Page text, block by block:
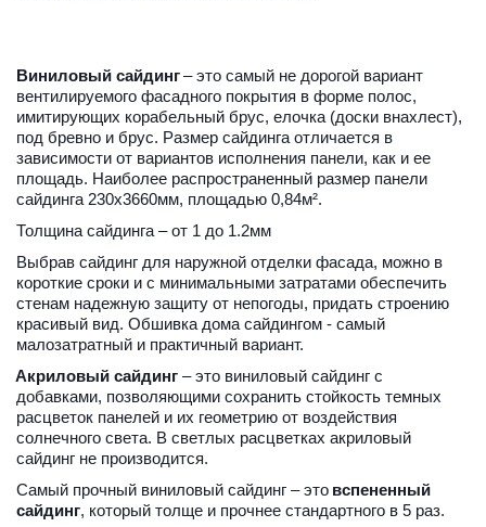
Виниловый сайдинг – это самый не дорогой вариант
вентилируемого фасадного покрытия в форме полос,
имитирующих корабельный брус, елочка (доски внахлест),
под бревно и брус. Размер сайдинга отличается в
зависимости от вариантов исполнения панели, как и ее
площадь. Наиболее распространенный размер панели
сайдинга 230х3660мм, площадью 0,84м².
Толщина сайдинга – от 1 до 1.2мм
Выбрав сайдинг для наружной отделки фасада, можно в
короткие сроки и с минимальными затратами обеспечить
стенам надежную защиту от непогоды, придать строению
красивый вид. Обшивка дома сайдингом - самый
малозатратный и практичный вариант.
Акриловый сайдинг – это виниловый сайдинг с
добавками, позволяющими сохранить стойкость темных
расцветок панелей и их геометрию от воздействия
солнечного света. В светлых расцветках акриловый
сайдинг не производится.
Самый прочный виниловый сайдинг – это вспененный
сайдинг, который толще и прочнее стандартного в 5 раз.